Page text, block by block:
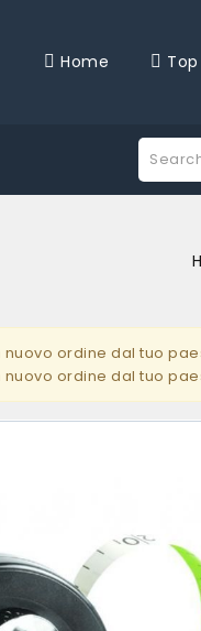
Home Top
ordine dal tuo
ordine dal tuo